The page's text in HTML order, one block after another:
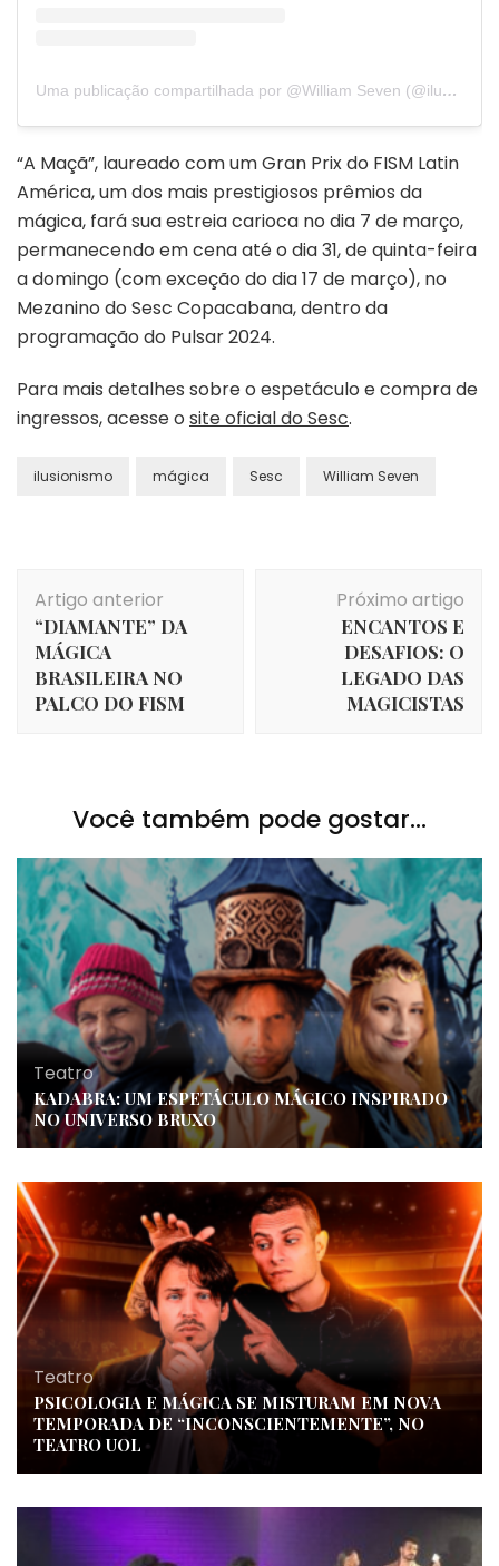
Uma publicação compartilhada por @William Seven (@ilusionistawilliamseven)
“A Maçã”, laureado com um Gran Prix do FISM Latin
América, um dos mais prestigiosos prêmios da
mágica, fará sua estreia carioca no dia 7 de março,
permanecendo em cena até o dia 31, de quinta-feira
a domingo (com exceção do dia 17 de março), no
Mezanino do Sesc Copacabana, dentro da
programação do Pulsar 2024.
Para mais detalhes sobre o espetáculo e compra de
ingressos, acesse o site oficial do Sesc.
ilusionismo mágica Sesc William Seven
de
post
Artigo anterior
“DIAMANTE” DA
MÁGICA
BRASILEIRA NO
PALCO DO FISM
Próximo artigo
ENCANTOS E
DESAFIOS: O
LEGADO DAS
MAGICISTAS
Você também pode gostar...
Teatro
KADABRA: UM ESPETÁCULO MÁGICO INSPIRADO
NO UNIVERSO BRUXO
Teatro
PSICOLOGIA E MÁGICA SE MISTURAM EM NOVA
TEMPORADA DE “INCONSCIENTEMENTE”, NO
TEATRO UOL